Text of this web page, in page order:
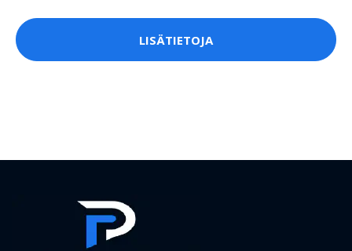
LISÄTIETOJA